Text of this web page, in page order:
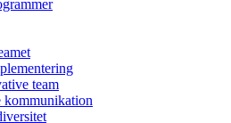
team
kommunikation